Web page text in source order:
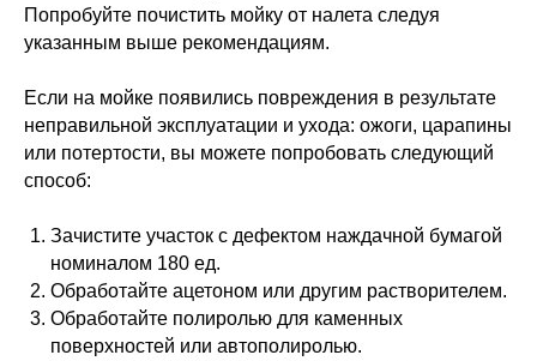
Попробуйте почистить мойку от налета следуя
указанным выше рекомендациям.
Если на мойке появились повреждения в результате
неправильной эксплуатации и ухода: ожоги, царапины
или потертости, вы можете попробовать следующий
способ:
Зачистите участок с дефектом наждачной бумагой
номиналом 180 ед.
Обработайте ацетоном или другим растворителем.
Обработайте полиролью для каменных
поверхностей или автополиролью.